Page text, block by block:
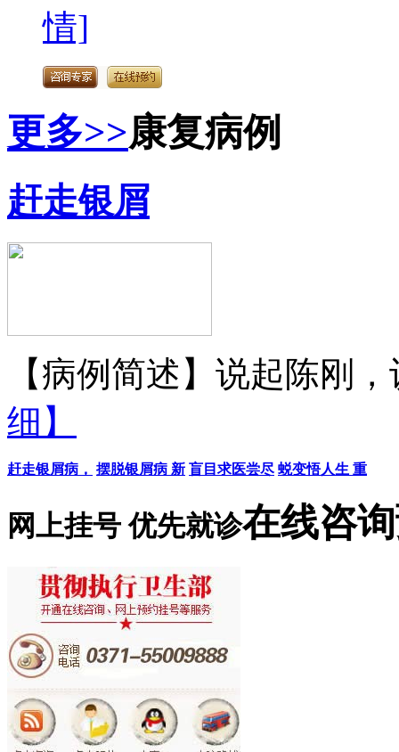
情]
更多>>康复病例
赶走银屑
【病例简述】说起陈刚
细】
赶走银屑病， 摆脱银屑病 新 盲目求医尝尽 蜕变悟人生 重
网上挂号 优先就诊在线咨